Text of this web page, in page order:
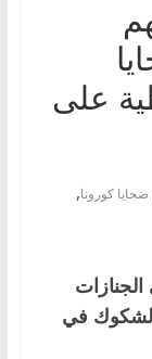
على
ضحايا كورونا,
الجنازات
في